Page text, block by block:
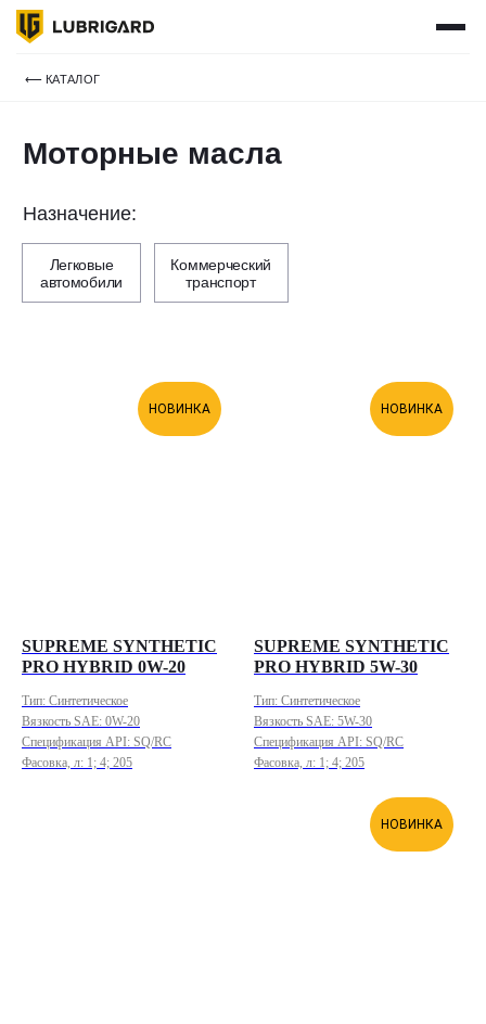
НОВОСТИ
info@lubrigroup.ru
Назначение:
НОВИНКА
SUPREME SYNTHETIC
PRO HYBRID 0W-20
Тип: Синтетическое
Вязкость SAE: 0W-20
Спецификация API: SQ/RC
Фасовка, л: 1; 4; 205
НОВИНКА
SUPREME SYNTHETIC
PRO HYBRID 5W-30
Тип: Синтетическое
Вязкость SAE: 5W-30
Спецификация API: SQ/RC
Фасовка, л: 1; 4; 205
НОВИНКА